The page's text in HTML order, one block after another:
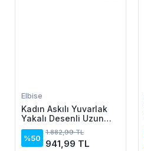
Elbise
Kadın Askılı Yuvarlak
Yakalı Desenli Uzun
Süprem Elbise
%50
1.882,99 TL
941,99 TL